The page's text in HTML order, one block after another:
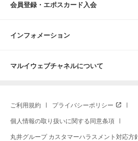
会員登録・エポスカード入会
インフォメーション
マルイウェブチャネルについて
ご利用規約 プライバシーポリシー
個人情報の取り扱いに関する同意条項
丸井グループ カスタマーハラスメント対応方